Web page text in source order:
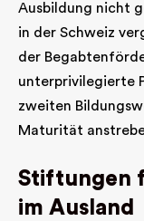
Ausbildung nicht
in der Schweiz
der
unterprivilegierte
zweiten
Maturität
Stiftungen
im Ausland